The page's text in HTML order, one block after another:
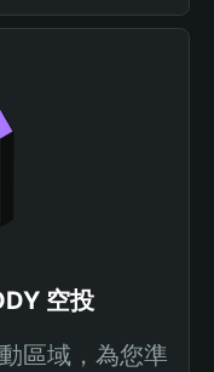
空投
區域，為您準